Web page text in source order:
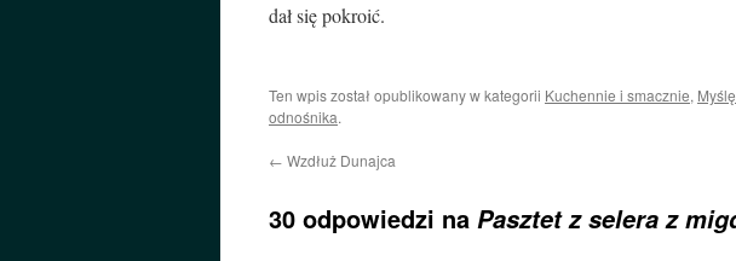
dał się pokroić.
Ten wpis został opublikowany w kategorii Kuchennie i smacznie,
odnośnika.
← Wzdłuż Dunajca
30 odpowiedzi na Pasztet z selera z